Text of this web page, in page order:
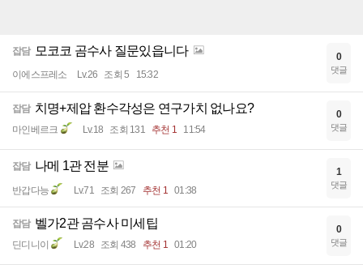
잡담 모코코 곰수사 질문있읍니다
이에스프레소 Lv.26 조회 5 15:32
0
댓글
잡담 치명+제압 환수각성은 연구가치 없나요?
마인베르크 Lv.18 조회 131 추천 1 11:54
0
댓글
잡담 나메 1관 전분
반갑다능 Lv.71 조회 267 추천 1 01:38
1
댓글
잡담 벨가2관 곰수사 미세팁
딘디니이 Lv.28 조회 438 추천 1 01:20
0
댓글